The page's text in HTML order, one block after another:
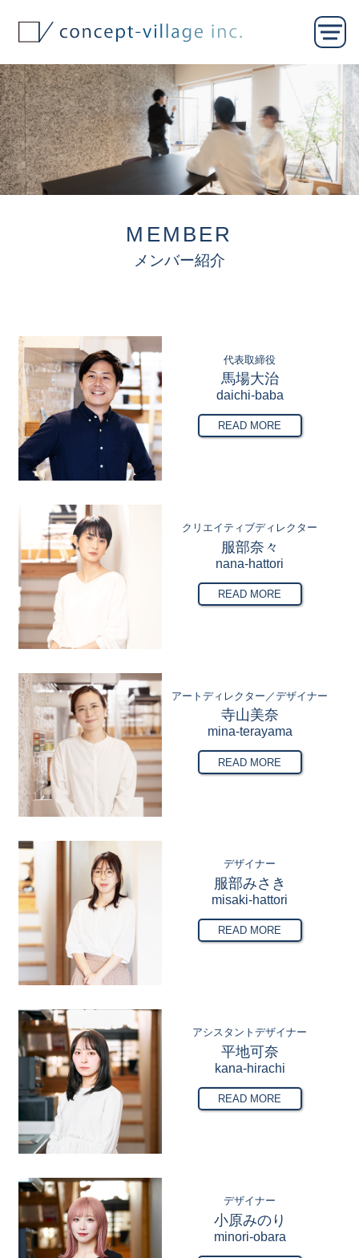
MEMBER
メンバー紹介
代表取締役
馬場大治
daichi-baba
READ MORE
クリエイティブディレクター
服部奈々
nana-hattori
READ MORE
アートディレクター／デザイナー
寺山美奈
mina-terayama
READ MORE
デザイナー
服部みさき
misaki-hattori
READ MORE
アシスタントデザイナー
平地可奈
kana-hirachi
READ MORE
デザイナー
小原みのり
minori-obara